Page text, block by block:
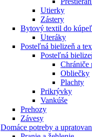
Utierky
Zástery
Bytový textil do
Uteráky
Posteľná bielizeň a
Posteľná
Chrániče
Obliečky
Plachty
Prikrývky
Vankúše
Prehozy
Závesy
Domáce potreby a